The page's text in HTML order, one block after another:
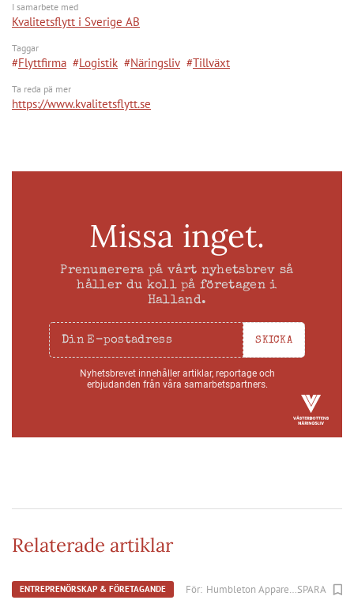
I samarbete med
Kvalitetsflytt i Sverige AB
Taggar
Flyttfirma Logistik Näringsliv Tillväxt
Ta reda pä mer
https://www.kvalitetsflytt.se
Missa inget.
Prenumerera på vårt nyhetsbrev så
håller du koll på företagen i
Halland.
SKICKA
Nyhetsbrevet innehåller artiklar, reportage och
erbjudanden från våra samarbetspartners.
Relaterade artiklar
ENTREPRENÖRSKAP & FÖRETAGANDE För: Humbleton Apparel ABSPARA